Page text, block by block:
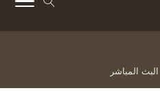
البث المباشر